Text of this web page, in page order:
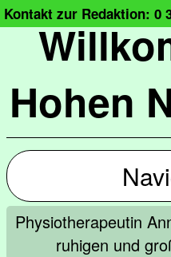
Hohen
Kontakt zur Redaktion: 0
Physiotherapeutin
ruhigen und